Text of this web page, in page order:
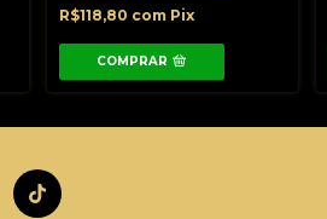
R$118,80 com Pix
COMPRAR